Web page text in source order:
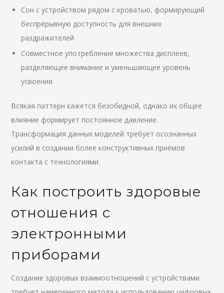
Сон с устройством рядом с кроватью, формирующий
беспрерывную доступность для внешних
раздражителей
Совместное употребление множества дисплеев,
разделяющее внимание и уменьшающее уровень
усвоения
Всякая паттерн кажется безобидной, однако их общее
влияние формирует постоянное давление.
Трансформация данных моделей требует осознанных
усилий в создании более конструктивных приёмов
контакта с технологиями.
Как построить здоровые
отношения с
электронными
приборами
Создание здоровых взаимоотношений с устройствами